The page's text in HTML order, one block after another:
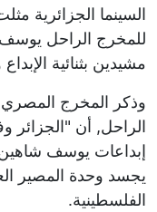
السينما الجزائرية
للمخرج الراحل يوسف
مشيدين بثنائية
وذكر المخرج المصري
الراحل, أن
إبداعات يوسف
يجسد وحدة المصير
الفلسطينية.